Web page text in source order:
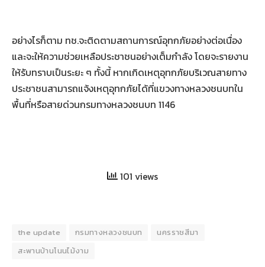
อย่างไรก็ตาม ทช.จะติดตามสถานการณ์อุทกภัยอย่างต่อเนื่อง
และจะให้ความช่วยเหลือประชาชนอย่างเต็มกำลัง โดยจะรายงาน
ให้รับทราบเป็นระยะ ๆ ทั้งนี้ หากเกิดเหตุอุทกภัยบริเวณสายทาง
ประชาชนสามารถแจ้งเหตุอุทกภัยได้ที่แขวงทางหลวงชนบทใน
พื้นที่หรือสายด่วนกรมทางหลวงชนบท 1146
101 views
the update กรมทางหลวงชนบท
นครราชสีมา
สะพานบ้านโนนไม้งาม